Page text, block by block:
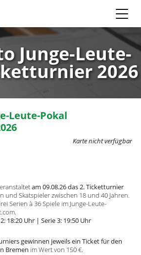
Junge-Leute-
2026
Leute-Pokal
Karte nicht verfügbar
am 09.08.26 das 2. Ticketturnier
und Skatspieler zwischen 18 und 40 Jahren.
Serien à 36 Spiele im Junge-Leute-
18:20 Uhr | Serie 3: 19:50 Uhr
gewinnen jeweils ein Ticket für den
Bremen im Wert von 150 €.